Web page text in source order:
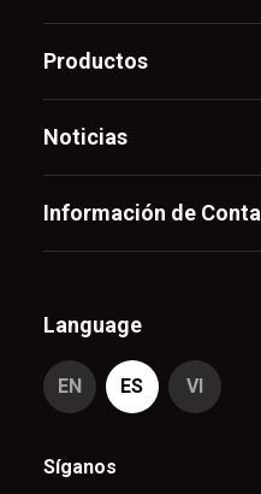
Productos
Noticias
Información de
Language
EN ES VI
Síganos